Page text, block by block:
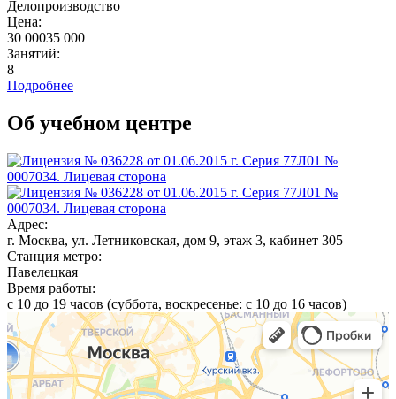
Делопроизводство
Цена:
30 00035 000
Занятий:
8
Подробнее
Об учебном центре
Адрес:
г. Москва, ул. Летниковская, дом 9, этаж 3, кабинет 305
Станция метро:
Павелецкая
Время работы:
с 10 до 19 часов (суббота, воскресенье: с 10 до 16 часов)